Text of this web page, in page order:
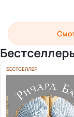
БЕСТСЕЛЛЕР